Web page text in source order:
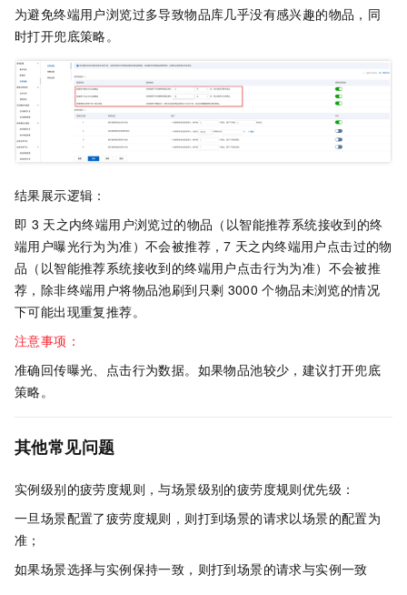
为避免终端用户浏览过多导致物品库几乎没有感兴趣的物品，同
时打开兜底策略。
结果展示逻辑：
即 3 天之内终端用户浏览过的物品（以智能推荐系统接收到的终
端用户曝光行为为准）不会被推荐，7 天之内终端用户点击过的物
品（以智能推荐系统接收到的终端用户点击行为为准）不会被推
荐，除非终端用户将物品池刷到只剩 3000 个物品未浏览的情况
下可能出现重复推荐。
注意事项：
准确回传曝光、点击行为数据。如果物品池较少，建议打开兜底
策略。
其他常见问题
实例级别的疲劳度规则，与场景级别的疲劳度规则优先级：
一旦场景配置了疲劳度规则，则打到场景的请求以场景的配置为
准；
如果场景选择与实例保持一致，则打到场景的请求与实例一致